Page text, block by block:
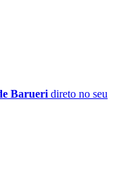
Barueri direto no seu